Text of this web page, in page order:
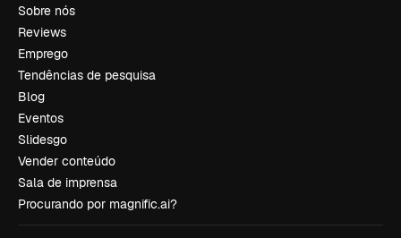
Sobre nós
Reviews
Emprego
Tendências de pesquisa
Blog
Eventos
Slidesgo
Vender conteúdo
Sala de imprensa
Procurando por magnific.ai?